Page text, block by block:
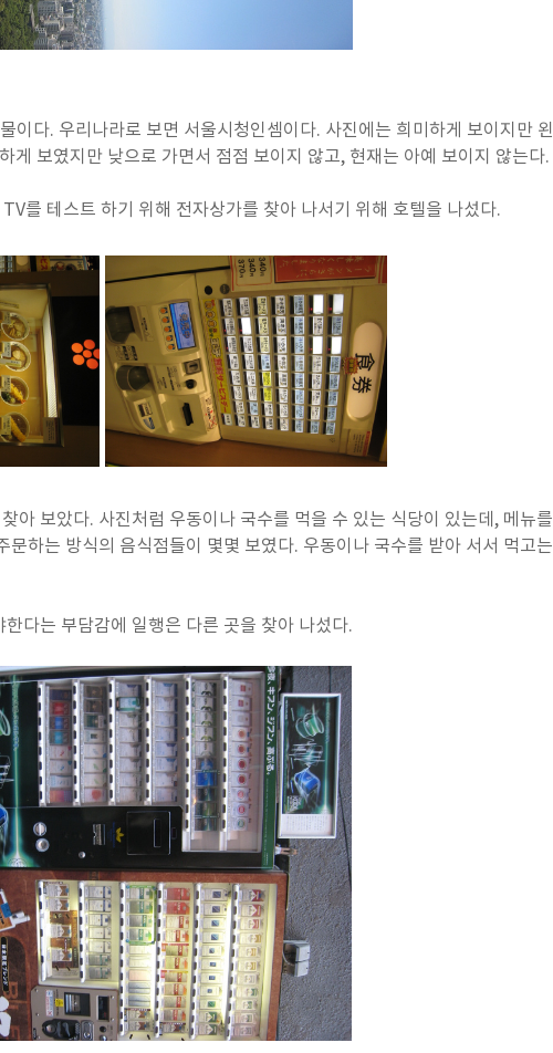
이다. 우리나라로 보면 서울시청인셈이다. 사진에는 희미하게 보이지만 왼
게 보였지만 낮으로 가면서 점점 보이지 않고, 현재는 아예 보이지 않는다.
를 테스트 하기 위해 전자상가를 찾아 나서기 위해 호텔을 나섰다.
아 보았다. 사진처럼 우동이나 국수를 먹을 수 있는 식당이 있는데, 메뉴를
하는 방식의 음식점들이 몇몇 보였다. 우동이나 국수를 받아 서서 먹고는
다는 부담감에 일행은 다른 곳을 찾아 나섰다.